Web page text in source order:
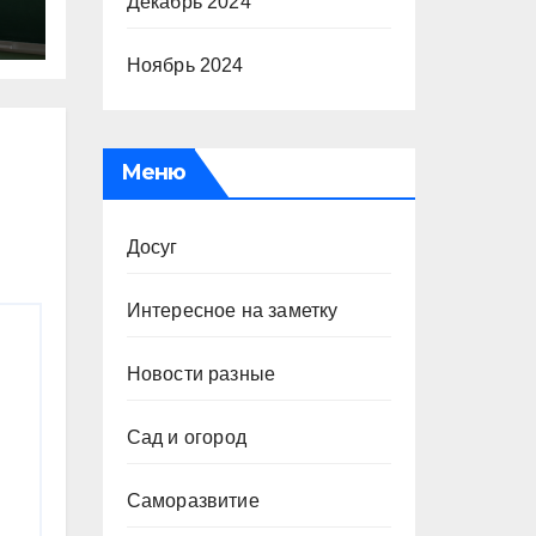
Ноябрь 2024
Меню
Досуг
Интересное на заметку
Новости разные
Сад и огород
Саморазвитие